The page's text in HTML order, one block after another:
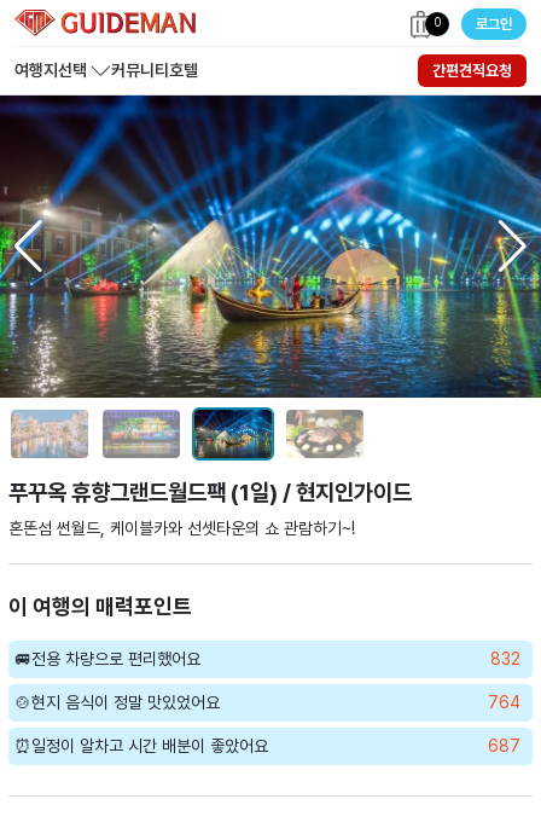
0 로그인
여행지선택 커뮤니티 호텔 간편견적요청
푸꾸옥 휴향그랜드월드팩 (1일) / 현지인가이드
혼똔섬 썬월드, 케이블카와 선셋타운의 쇼 관람하기~!
이 여행의 매력포인트
🚐전용 차량으로 편리했어요 832
🍲현지 음식이 정말 맛있었어요 764
⏰일정이 알차고 시간 배분이 좋았어요 687